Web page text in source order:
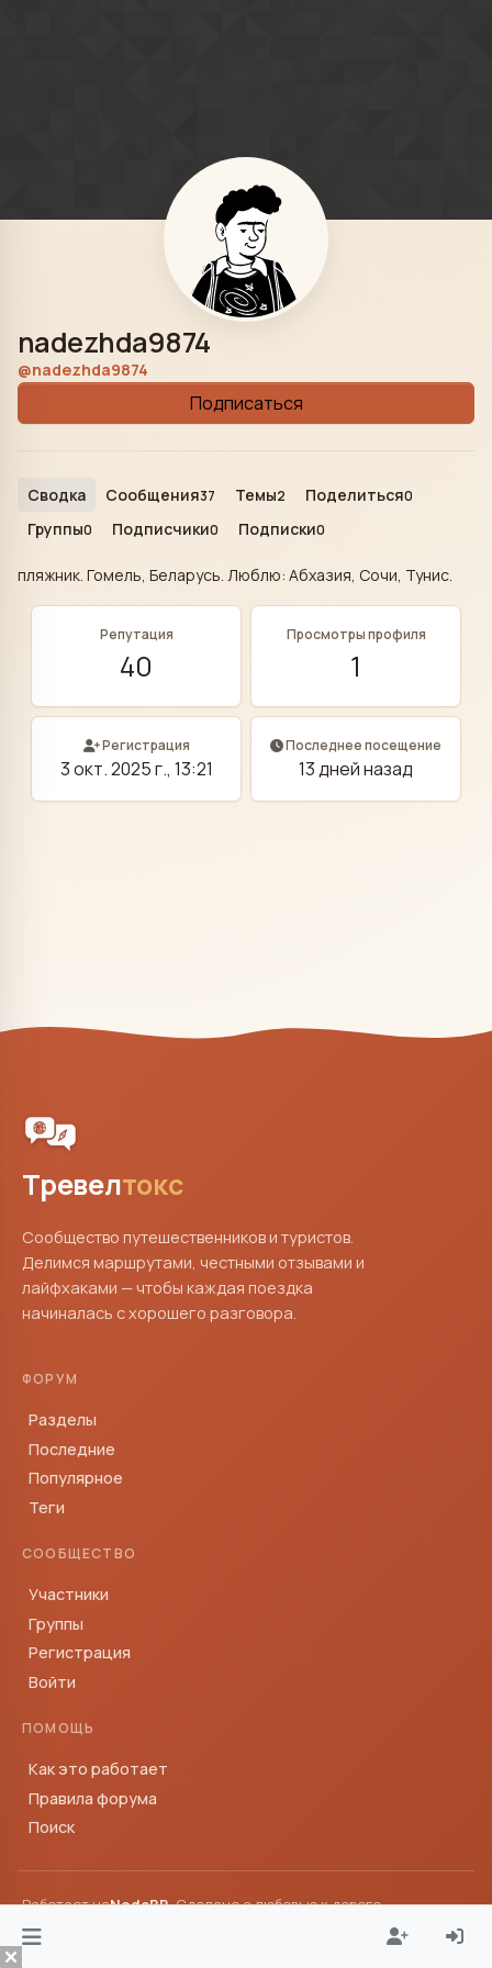
nadezhda9874
@nadezhda9874
Подписаться
Сводка Сообщения37 Темы2 Поделиться0
Группы0 Подписчики0 Подписки0
пляжник. Гомель, Беларусь. Люблю: Абхазия, Сочи, Тунис.
Репутация
40
Просмотры профиля
1
Регистрация
3 окт. 2025 г., 13:21
Последнее посещение
13 дней назад
Тревелтокс
Сообщество путешественников и туристов.
Делимся маршрутами, честными отзывами и
лайфхаками — чтобы каждая поездка
начиналась с хорошего разговора.
ФОРУМ
Разделы
Последние
Популярное
Теги
СООБЩЕСТВО
Участники
Группы
Регистрация
Войти
ПОМОЩЬ
Как это работает
Правила форума
Поиск
Работает наNodeBB· Сделано с любовью к дороге
© Тревелтокс — сообщество путешественников